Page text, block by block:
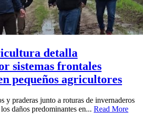
detalla
sistemas frontales
pequeños agricultores
y praderas junto a roturas de invernaderos
daños predominantes en... Read More